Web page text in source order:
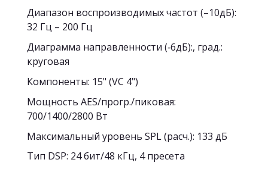
Диапазон воспроизводимых частот (–10дБ):
32 Гц – 200 Гц
Диаграмма направленности (‐6дБ):, град.:
круговая
Компоненты: 15" (VC 4")
Мощность AES/прогр./пиковая:
700/1400/2800 Вт
Максимальный уровень SPL (расч.): 133 дБ
Тип DSP: 24 бит/48 кГц, 4 пресета